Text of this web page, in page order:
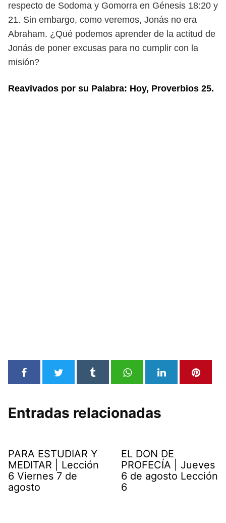
respecto de Sodoma y Gomorra en Génesis 18:20 y
21. Sin embargo, como veremos, Jonás no era
Abraham. ¿Qué podemos aprender de la actitud de
Jonás de poner excusas para no cumplir con la
misión?
Reavivados por su Palabra: Hoy, Proverbios 25.
Entradas relacionadas
PARA ESTUDIAR Y
MEDITAR | Lección
6 Viernes 7 de
agosto
EL DON DE
PROFECÍA | Jueves
6 de agosto Lección
6